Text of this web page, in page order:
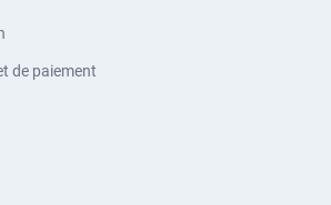
de paiement